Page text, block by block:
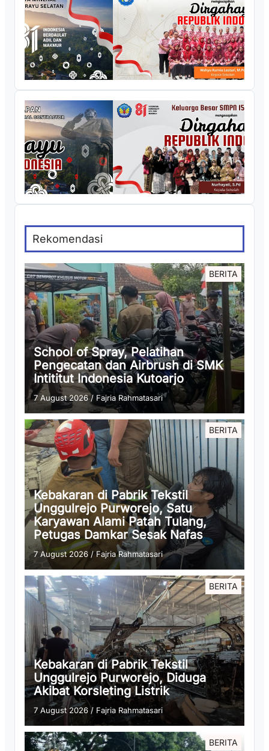
Rekomendasi
BERITA
School of Spray, Pelatihan
Pengecatan dan Airbrush di SMK
Intititut Indonesia Kutoarjo
7 August 2026/ Fajria Rahmatasari
BERITA
Kebakaran di Pabrik Tekstil
Unggulrejo Purworejo, Satu
Karyawan Alami Patah Tulang,
Petugas Damkar Sesak Nafas
7 August 2026 /Fajria Rahmatasari
BERITA
Kebakaran di Pabrik Tekstil
Unggulrejo Purworejo, Diduga
Akibat Korsleting Listrik
7 August 2026/ Fajria Rahmatasari
BERITA